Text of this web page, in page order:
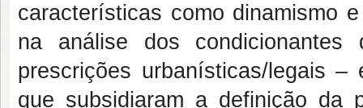
características como dinamismo
na análise dos
prescrições urbanísticas/legais
que subsidiaram a definição da